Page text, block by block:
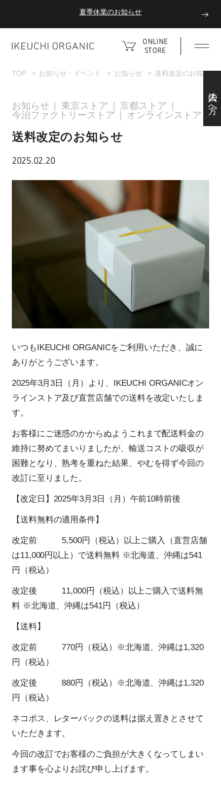
夏季休業のお知らせ
ダブルポイント！夏をアクティブに楽しむ夏タオル
ONLINE
STORE
法人の方へ
TOP お知らせ・イベント お知らせ 送料改定のお知らせ
お知らせ 東京ストア
京都ストア
今治ファクトリーストア
オンラインストア
送料改定のお知らせ
2025.02.20
いつもIKEUCHI ORGANICをご利用いただき、誠に
ありがとうございます。
2025年3月3日（月）より、IKEUCHI ORGANICオン
ラインストア及び直営店舗での送料を改定いたしま
す。
お客様にご迷惑のかからぬようこれまで配送料金の
維持に努めてまいりましたが、輸送コストの吸収が
困難となり、熟考を重ねた結果、やむを得ず今回の
改訂に至りました。
【改定日】2025年3月3日（月）午前10時前後
【送料無料の適用条件】
改定前 5,500円（税込）以上ご購入（直営店舗
は11,000円以上）で送料無料 ※北海道、沖縄は541
円（税込）
改定後 11,000円（税込）以上ご購入で送料無
料 ※北海道、沖縄は541円（税込）
【送料】
改定前 770円（税込）※北海道、沖縄は1,320
円（税込）
改定後 880円（税込）※北海道、沖縄は1,320
円（税込）
ネコポス、レターパックの送料は据え置きとさせて
いただきます。
今回の改訂でお客様のご負担が大きくなってしまい
ます事を心よりお詫び申し上げます。